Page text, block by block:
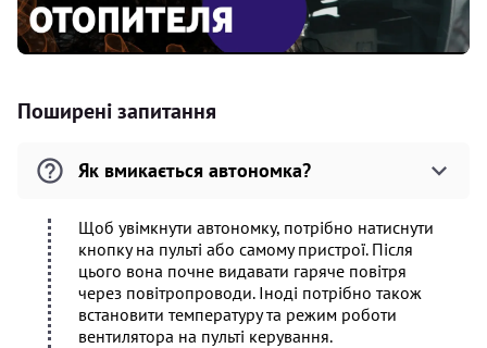
Поширені запитання
Як вмикається автономка?
Щоб увімкнути автономку, потрібно натиснути
кнопку на пульті або самому пристрої. Після
цього вона почне видавати гаряче повітря
через повітропроводи. Іноді потрібно також
встановити температуру та режим роботи
вентилятора на пульті керування.